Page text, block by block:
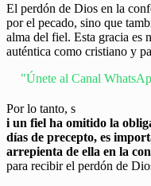
El perdón de Dios en la
por el pecado, sino que
alma del fiel. Esta gracia es
auténtica como cristiano y
"Únete al Canal
Por lo tanto, s
i un fiel ha omitido la
días de precepto, es
arrepienta de ella en la
para recibir el perdón de